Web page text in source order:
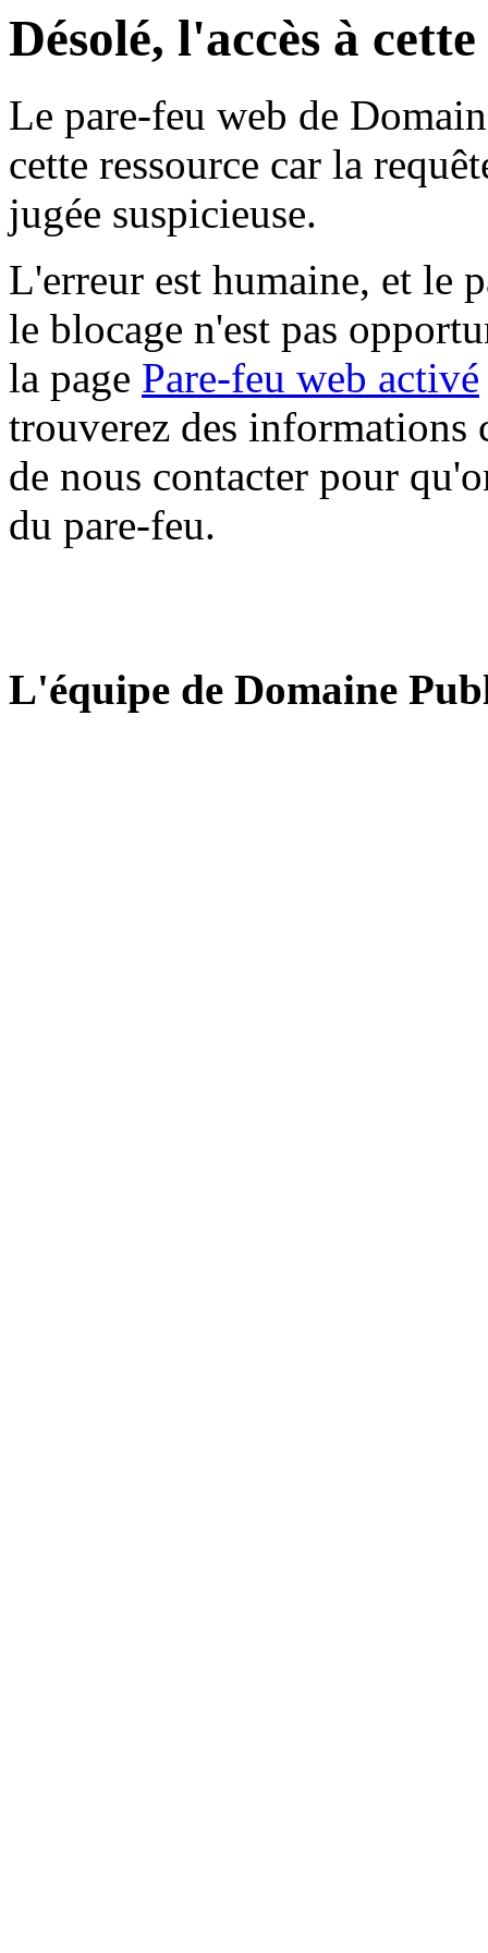
Désolé, l'accès à
Le pare-feu web de
cette ressource car la
jugée suspicieuse.
L'erreur est humaine, et le
le blocage n'est pas
la page Pare-feu web activé
trouverez des informations
de nous contacter pour
du pare-feu.
L'équipe de Domaine